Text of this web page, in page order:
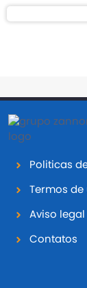
Politicas
Termos de
Aviso legal
Contatos